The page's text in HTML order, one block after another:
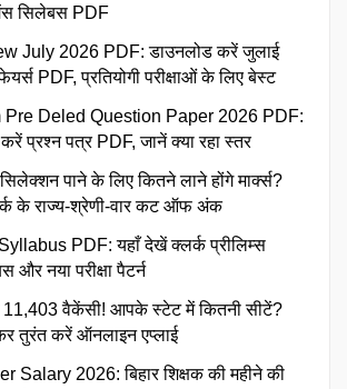
सिलेबस PDF
July 2026 PDF: डाउनलोड करें जुलाई
PDF, प्रतियोगी परीक्षाओं के लिए बेस्ट
Pre Deled Question Paper 2026 PDF:
प्रश्न पत्र PDF, जानें क्या रहा स्तर
पाने के लिए कितने लाने होंगे मार्क्स?
के राज्य-श्रेणी-वार कट ऑफ अंक
PDF: यहाँ देखें क्लर्क प्रीलिम्स
और नया परीक्षा पैटर्न
11,403 वैकेंसी! आपके स्टेट में कितनी सीटें?
तुरंत करें ऑनलाइन एप्लाई
Salary 2026: बिहार शिक्षक की महीने की